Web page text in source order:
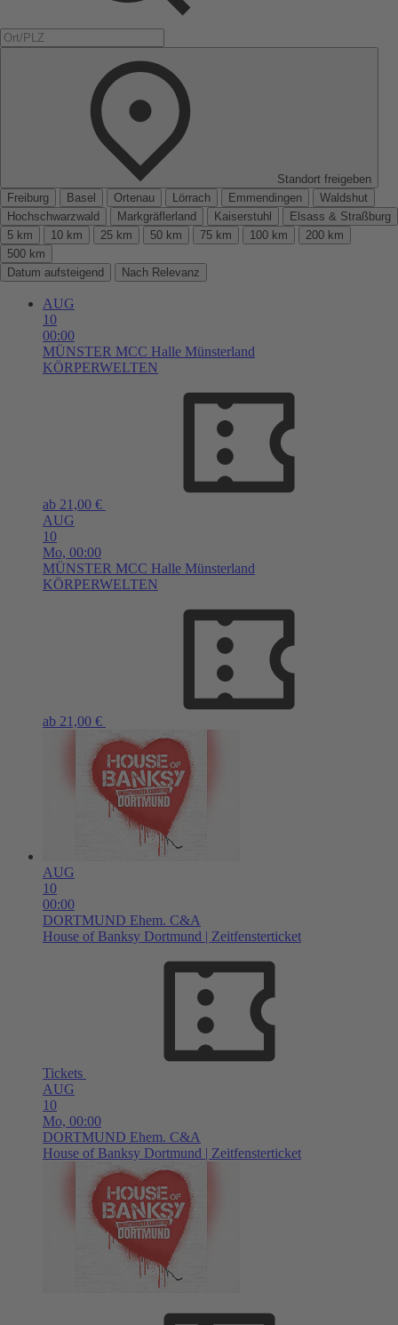
Standort freigeben
Freiburg
Basel Ortenau Lörrach Emmendingen
Waldshut
Hochschwarzwald
Markgräflerland Kaiserstuhl
Elsass & Straßburg
5 km
10 km 25 km 50 km 75 km 100 km
200 km
500 km
Datum aufsteigend
Nach Relevanz
AUG
10
00:00
MÜNSTER MCC Halle Münsterland
KÖRPERWELTEN
ab 21,00 €
AUG
10
Mo, 00:00
MÜNSTER MCC Halle Münsterland
KÖRPERWELTEN
ab 21,00 €
AUG
10
00:00
DORTMUND Ehem. C&A
House of Banksy Dortmund | Zeitfensterticket
Tickets
AUG
10
Mo, 00:00
DORTMUND Ehem. C&A
House of Banksy Dortmund | Zeitfensterticket